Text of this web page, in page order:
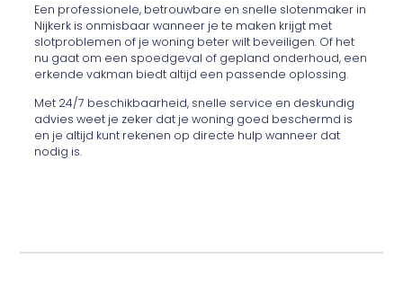
Een professionele, betrouwbare en snelle slotenmaker in
Nijkerk is onmisbaar wanneer je te maken krijgt met
slotproblemen of je woning beter wilt beveiligen. Of het
nu gaat om een spoedgeval of gepland onderhoud, een
erkende vakman biedt altijd een passende oplossing.
Met 24/7 beschikbaarheid, snelle service en deskundig
advies weet je zeker dat je woning goed beschermd is
en je altijd kunt rekenen op directe hulp wanneer dat
nodig is.